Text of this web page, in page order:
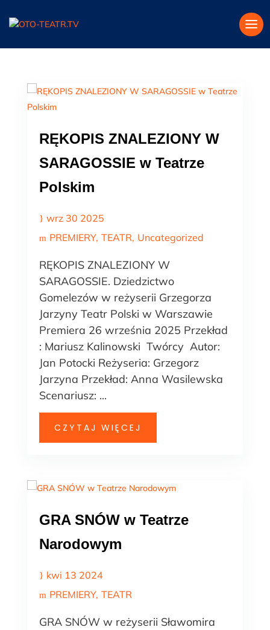
RĘKOPIS ZNALEZIONY W
SARAGOSSIE w Teatrze
Polskim
wrz 30 2025
PREMIERY TEATR Uncategorized
RĘKOPIS ZNALEZIONY W
SARAGOSSIE. Dziedzictwo
Gomelezów w reżyserii Grzegorza
Jarzyny Teatr Polski w Warszawie
Premiera 26 września 2025 Przekład
: Mariusz Kalinowski Twórcy Autor:
Jan Potocki Reżyseria: Grzegorz
Jarzyna Przekład: Anna Wasilewska
Scenariusz: ...
CZYTAJ WIĘCEJ
GRA SNÓW w Teatrze
Narodowym
kwi 13 2024
PREMIERY TEATR
GRA SNÓW w reżyserii Sławomira